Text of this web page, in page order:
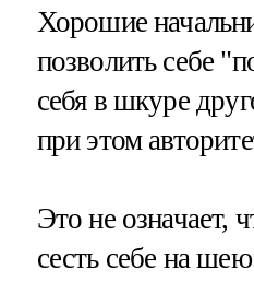
Хорошие
позволить себе
себя в шкуре
при этом
Это не означает,
сесть себе на